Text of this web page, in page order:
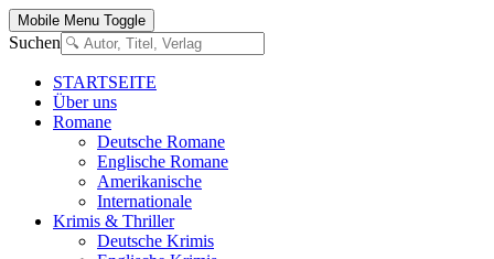
Mobile Menu Toggle
Suchen
STARTSEITE
Über uns
Romane
Deutsche Romane
Englische Romane
Amerikanische
Internationale
Krimis & Thriller
Deutsche Krimis